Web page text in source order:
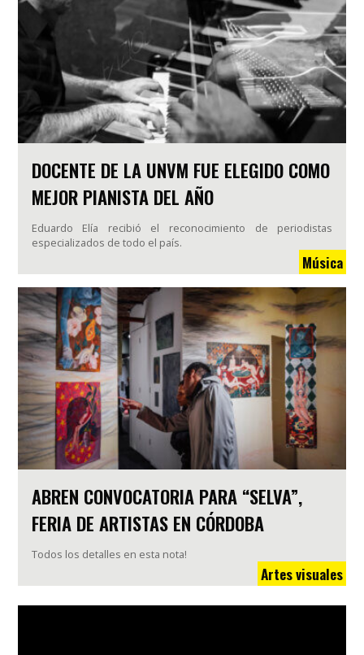
DOCENTE DE LA UNVM FUE ELEGIDO COMO
MEJOR PIANISTA DEL AÑO
Eduardo Elía recibió el reconocimiento de periodistas
especializados de todo el país.
Música
ABREN CONVOCATORIA PARA “SELVA”,
FERIA DE ARTISTAS EN CÓRDOBA
Todos los detalles en esta nota!
Artes visuales